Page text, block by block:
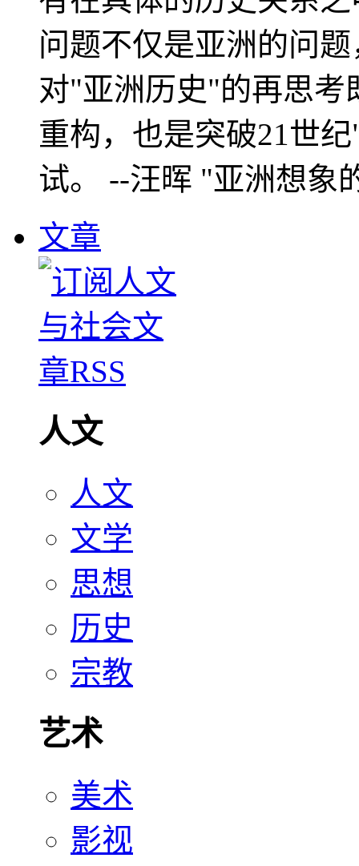
问题不仅是亚洲的问
对"亚洲历史"的再思考
重构，也是突破21世
试。 --汪晖 "亚洲想象
文章
人文
人文
文学
思想
历史
宗教
艺术
美术
影视